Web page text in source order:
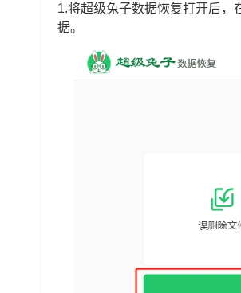
1.将超级兔子数据恢复打开后，
据。